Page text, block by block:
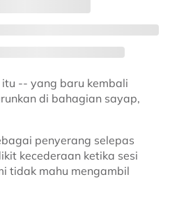
-- yang baru kembali
di bahagian sayap,
penyerang selepas
kecederaan ketika sesi
tidak mahu mengambil